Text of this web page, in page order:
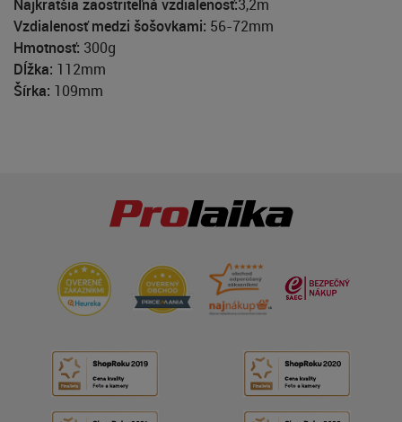
Najkratšia zaostriteľná vzdialenosť:3,2m
Vzdialenosť medzi šošovkami: 56-72mm
Hmotnosť: 300g
Dĺžka: 112mm
Šírka: 109mm